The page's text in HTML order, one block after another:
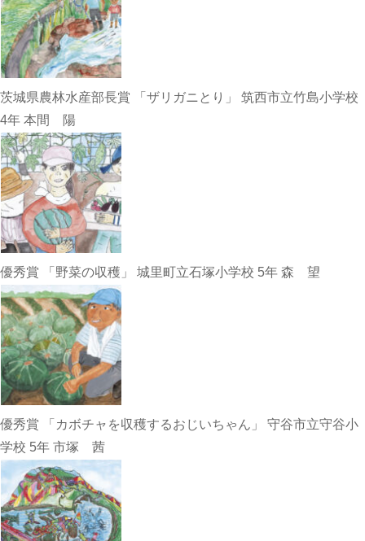
茨城県農林水産部長賞 「ザリガニとり」 筑西市立竹島小学校
4年 本間 陽
優秀賞 「野菜の収穫」 城里町立石塚小学校 5年 森 望
優秀賞 「カボチャを収穫するおじいちゃん」 守谷市立守谷小
学校 5年 市塚 茜